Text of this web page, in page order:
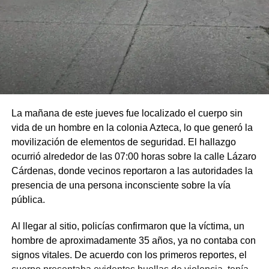
La mañana de este jueves fue localizado el cuerpo sin
vida de un hombre en la colonia Azteca, lo que generó la
movilización de elementos de seguridad. El hallazgo
ocurrió alrededor de las 07:00 horas sobre la calle Lázaro
Cárdenas, donde vecinos reportaron a las autoridades la
presencia de una persona inconsciente sobre la vía
pública.
Al llegar al sitio, policías confirmaron que la víctima, un
hombre de aproximadamente 35 años, ya no contaba con
signos vitales. De acuerdo con los primeros reportes, el